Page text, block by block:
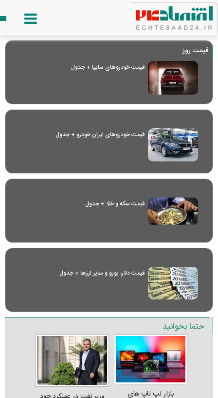
قیمت روز
قیمت خودرو‌های سایپا + جدول
قیمت خودرو‌های ایران خودرو + جدول
قیمت سکه و طلا + جدول
قیمت دلار، یورو و سایر ارز‌ها + جدول
حتما بخوانید
بازار لپ‌ تاپ‌ های